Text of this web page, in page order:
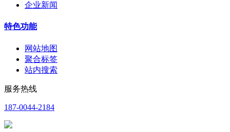
企业新闻
特色功能
网站地图
聚合标签
站内搜索
服务热线
187-0044-2184